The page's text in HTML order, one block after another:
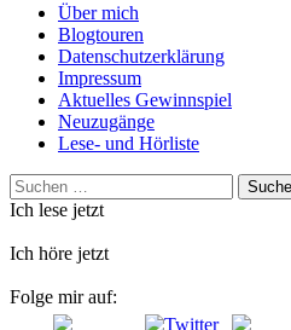
Über mich
Blogtouren
Datenschutzerklärung
Impressum
Aktuelles Gewinnspiel
Neuzugänge
Lese- und Hörliste
Suchen
nach:
Ich lese jetzt
Ich höre jetzt
Folge mir auf: